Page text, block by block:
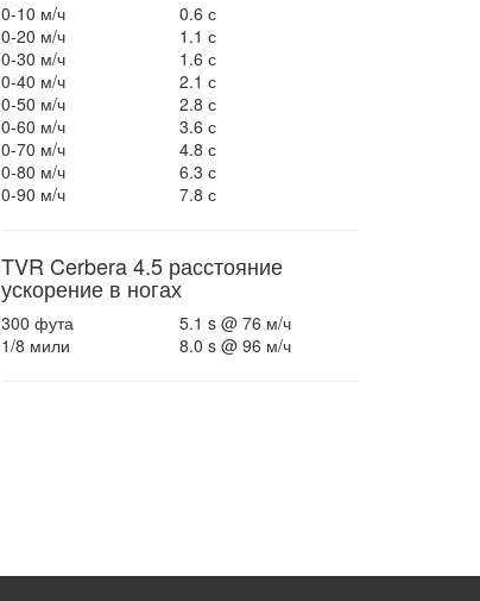
0-10 м/ч
0.6 с
0-20 м/ч
1.1 с
0-30 м/ч
1.6 с
0-40 м/ч
2.1 с
0-50 м/ч
2.8 с
0-60 м/ч
3.6 с
0-70 м/ч
4.8 с
0-80 м/ч
6.3 с
0-90 м/ч
7.8 с
TVR Cerbera 4.5 расстояние
ускорение в ногах
300 фута
5.1 s @ 76 м/ч
1/8 мили
8.0 s @ 96 м/ч